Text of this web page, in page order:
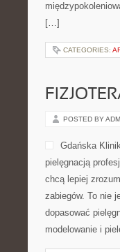
[…]
CATEGORIES:
POSTED BY
Gdańska
pielęgnacją
chcą lepiej
zabiegów. To nie
dopasować
modelowanie i